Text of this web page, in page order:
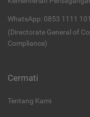
WhatsApp: 0853 1111
(Directorate General of
Compliance)
Cermati
Tentang Kami